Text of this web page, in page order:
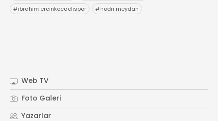
#ibrahim ercinkocaelispor #hodri meydan
Web TV
Foto Galeri
Yazarlar